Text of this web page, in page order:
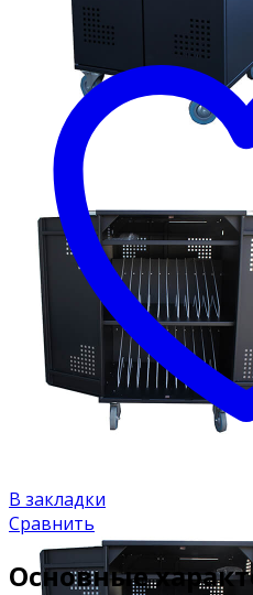
В закладки
Сравнить
Основные